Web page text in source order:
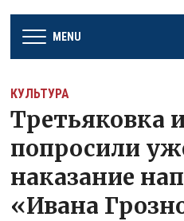
MENU
КУЛЬТУРА
Третьяковка
попросили
наказание
«Ивана